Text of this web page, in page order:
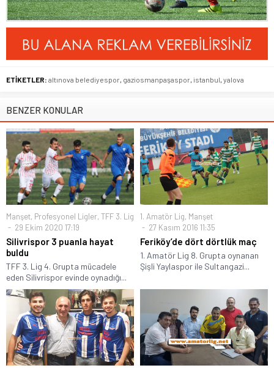
ETİKETLER: altınova belediyespor gaziosmanpaşaspor istanbul yalova
BENZER KONULAR
Manşet, Profesyonel Ligler, TFF 3. Lig
29 Ekim 2020 17:19
Silivrispor 3 puanla hayat
buldu
TFF 3. Lig 4. Grupta mücadele
eden Silivrispor evinde oynadığı...
1. Amatör Lig, Manşet
27 Kasım 2016 11:35
Feriköy’de dört dörtlük maç
1. Amatör Lig 8. Grupta oynanan
Şişli Yaylaspor ile Sultangazi...